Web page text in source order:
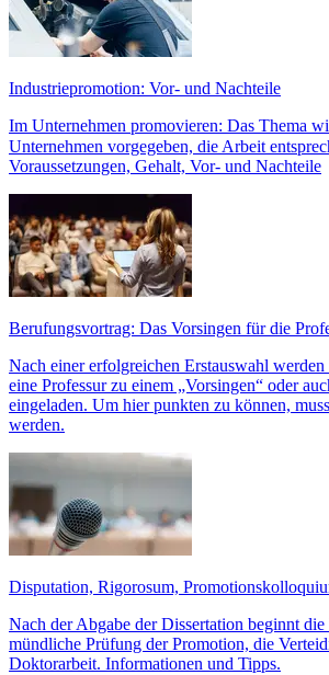
Industriepromotion: Vor- und Nachteile
Im Unternehmen promovieren: Das Thema
Unternehmen vorgegeben, die Arbeit
Voraussetzungen, Gehalt, Vor- und Nachteile
Berufungsvortrag: Das Vorsingen für die
Nach einer erfolgreichen Erstauswahl
eine Professur zu einem „Vorsingen“ oder
eingeladen. Um hier punkten zu können,
werden.
Disputation, Rigorosum,
Nach der Abgabe der Dissertation beginnt
mündliche Prüfung der Promotion, die
Doktorarbeit. Informationen und Tipps.